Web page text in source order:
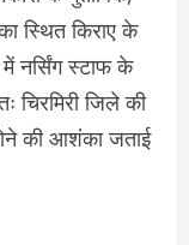
स्थित किराए के
नर्सिंग स्टाफ के
चिरमिरी जिले की
की आशंका जताई